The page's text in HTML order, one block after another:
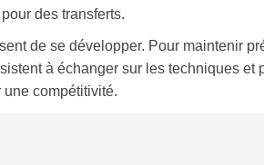
des transferts.
de se développer. Pour maintenir
à échanger sur les techniques et
une compétitivité.